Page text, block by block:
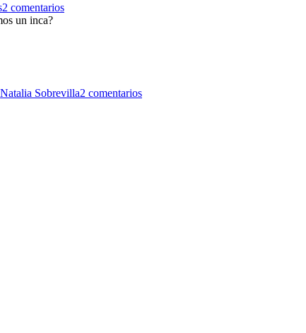
2 comentarios
un inca?
Natalia Sobrevilla2 comentarios